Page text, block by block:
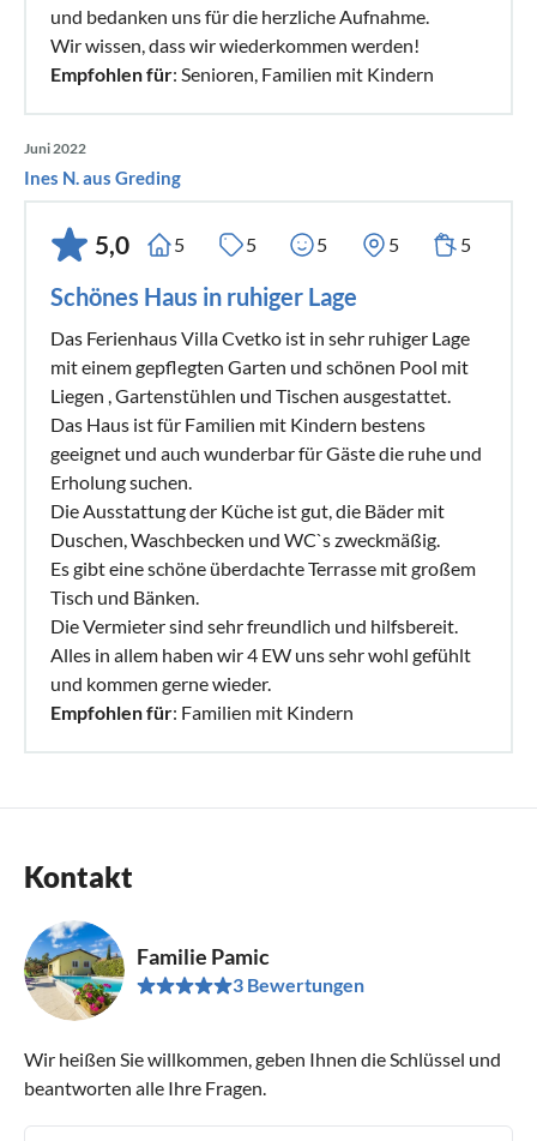
und bedanken uns für die herzliche Aufnahme.
Wir wissen, dass wir wiederkommen werden!
Empfohlen für: Senioren, Familien mit Kindern
Juni 2022
Ines N. aus Greding
5,0 5 5 5 5 5
Schönes Haus in ruhiger Lage
Das Ferienhaus Villa Cvetko ist in sehr ruhiger Lage
mit einem gepflegten Garten und schönen Pool mit
Liegen , Gartenstühlen und Tischen ausgestattet.
Das Haus ist für Familien mit Kindern bestens
geeignet und auch wunderbar für Gäste die ruhe und
Erholung suchen.
Die Ausstattung der Küche ist gut, die Bäder mit
Duschen, Waschbecken und WC`s zweckmäßig.
Es gibt eine schöne überdachte Terrasse mit großem
Tisch und Bänken.
Die Vermieter sind sehr freundlich und hilfsbereit.
Alles in allem haben wir 4 EW uns sehr wohl gefühlt
und kommen gerne wieder.
Empfohlen für: Familien mit Kindern
Kontakt
Familie Pamic
3 Bewertungen
Wir heißen Sie willkommen, geben Ihnen die Schlüssel und
beantworten alle Ihre Fragen.